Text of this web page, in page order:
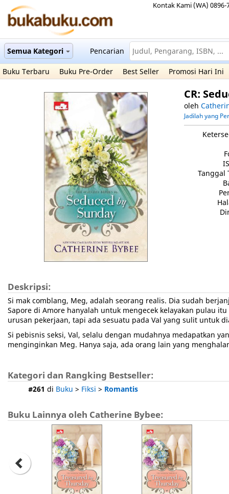
Kontak Kami (WA) 0896-
Semua Kategori Pencarian
Buku Terbaru Buku Pre-Order Best Seller Promosi Hari Ini
CR:
oleh
Jadilah yang
Tanggal
Deskripsi:
Si mak comblang, Meg, adalah seorang realis. Dia sudah
Sapore di Amore hanyalah untuk mengecek kelayakan pulau
urusan pekerjaan, tapi ada sesuatu pada Val yang sulit untuk
Si pebisnis seksi, Val, selalu dengan mudahnya medapatkan
menginginkan Meg. Hanya saja, ada orang lain yang
Kategori dan Rangking Bestseller:
#261 di Buku > Fiksi > Romantis
Buku Lainnya oleh Catherine Bybee: